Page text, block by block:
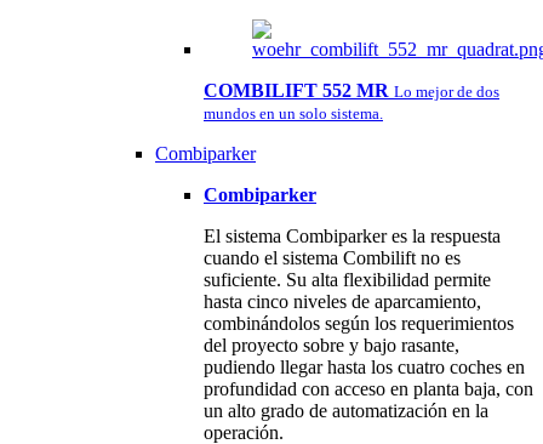
COMBILIFT 552 MR Lo mejor de dos
mundos en un solo sistema.
Combiparker
Combiparker
El sistema Combiparker es la respuesta
cuando el sistema Combilift no es
suficiente. Su alta flexibilidad permite
hasta cinco niveles de aparcamiento,
combinándolos según los requerimientos
del proyecto sobre y bajo rasante,
pudiendo llegar hasta los cuatro coches en
profundidad con acceso en planta baja, con
un alto grado de automatización en la
operación.